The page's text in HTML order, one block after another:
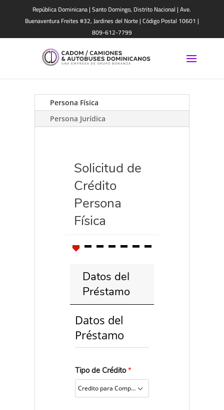
República Dominicana | Santo Domingo, Distrito Nacional | Ave.
Buenaventura Freites #32, Jardines del Norte | Código Postal 10601 |
809-612-7799
Persona Física
Persona Jurídica